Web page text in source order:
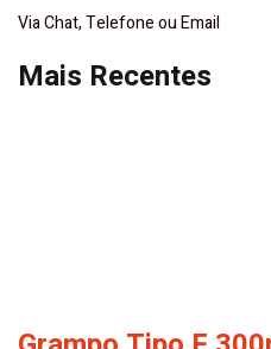
Via Chat, Telefone ou Email
Mais Recentes